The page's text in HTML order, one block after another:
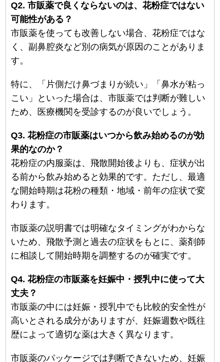
Q2. 市販薬で良くならないのは、花粉症ではない
可能性がある？
市販薬を使っても改善しない場合、花粉症ではな
く、副鼻腔炎など別の病気が原因のことがありま
す。
特に、「片側だけ鼻づまりが続い」「鼻水が粘っ
こい」といった場合は、市販薬では判断が難しい
ため、医療機関を受診するのが良いでしょう。
Q3. 花粉症の市販薬はいつから飲み始めるのが効
果的なのか？
花粉症の内服薬は、飛散開始後よりも、症状が出
る前から飲み始めると効果的です。ただし、最適
な開始時期は花粉の種類・地域・前年の症状で変
わります。
市販薬の説明書では明確なタイミングがわからな
いため、飛散予測と過去の症状をもとに、薬剤師
に相談して開始時期を調整するのが確実です。
Q4. 花粉症の市販薬を妊娠中・授乳中に使って大
丈夫？
市販薬の中には妊娠・授乳中でも比較的安全性が
高いとされる成分がありますが、妊娠週数や既往
歴によって適切な薬は大きく異なります。
市販薬のパッケージでは判断できないため、妊娠